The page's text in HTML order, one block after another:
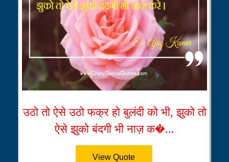
उठो तो ऐसे उठो फक्र हो बुलंदी को भी, झुको तो
ऐसे झुको बंदगी भी नाज़ क�...
View Quote